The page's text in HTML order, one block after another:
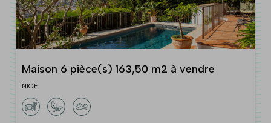
Maison 6 pièce(s) 163,50 m2 à vendre
NICE